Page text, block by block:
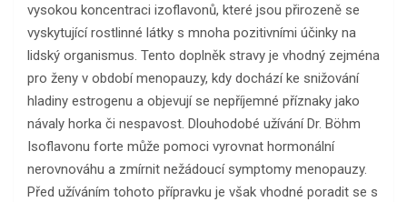
vysokou koncentraci izoflavonů, které jsou přirozeně se
vyskytující rostlinné látky s mnoha pozitivními účinky na
lidský organismus. Tento doplněk stravy je vhodný zejména
pro ženy v období menopauzy, kdy dochází ke snižování
hladiny estrogenu a objevují se nepříjemné příznaky jako
návaly horka či nespavost. Dlouhodobé užívání Dr. Böhm
Isoflavonu forte může pomoci vyrovnat hormonální
nerovnováhu a zmírnit nežádoucí symptomy menopauzy.
Před užíváním tohoto přípravku je však vhodné poradit se s